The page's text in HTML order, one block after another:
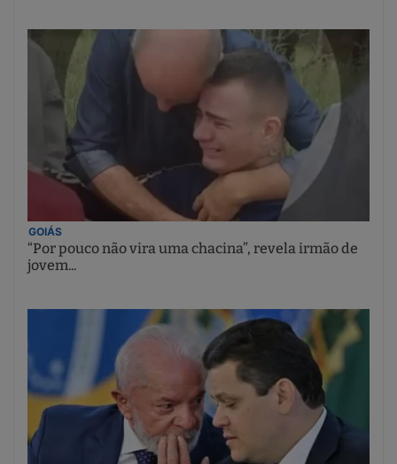
GOIÁS
“Por pouco não vira uma chacina”, revela irmão de
jovem...